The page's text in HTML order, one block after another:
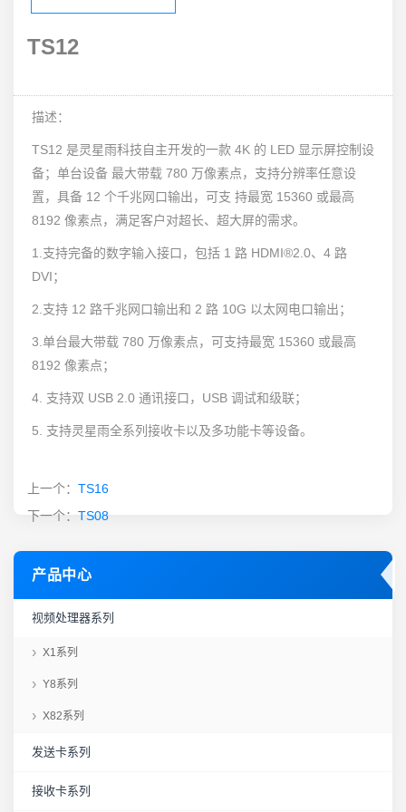
TS12
描述：
TS12 是灵星雨科技自主开发的一款 4K 的 LED 显示屏控制设
备；单台设备 最大带载 780 万像素点，支持分辨率任意设
置，具备 12 个千兆网口输出，可支 持最宽 15360 或最高
8192 像素点，满足客户对超长、超大屏的需求。
1.支持完备的数字输入接口，包括 1 路 HDMI®2.0、4 路
DVI；
2.支持 12 路千兆网口输出和 2 路 10G 以太网电口输出；
3.单台最大带载 780 万像素点，可支持最宽 15360 或最高
8192 像素点；
4. 支持双 USB 2.0 通讯接口，USB 调试和级联；
5. 支持灵星雨全系列接收卡以及多功能卡等设备。
上一个： TS16
下一个： TS08
产品中心
视频处理器系列
X1系列
Y8系列
X82系列
发送卡系列
接收卡系列